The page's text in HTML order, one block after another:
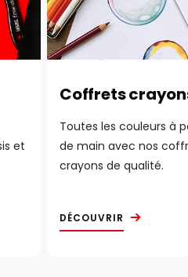
et
Coffrets
Toutes les couleurs à
de main avec nos
crayons de qualité.
DÉCOUVRIR